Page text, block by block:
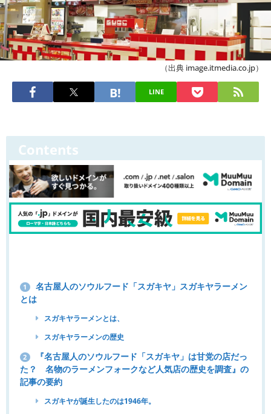
（出典 image.itmedia.co.jp）
LINE
Contents
1
名古屋人のソウルフード「スガキヤ」スガキヤラーメン
とは
スガキヤラーメンとは、
スガキヤラーメンの歴史
2
『名古屋人のソウルフード「スガキヤ」は甘党の店だっ
た？ 名物のラーメンフォークなど人気店の歴史を調査』の
記事の要約
スガキヤが誕生したのは1946年。